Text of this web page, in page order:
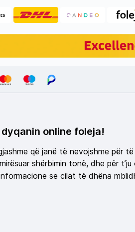
online foleja!
që janë të nevojshme për
shërbimin tonë, dhe për
se cilat të dhëna